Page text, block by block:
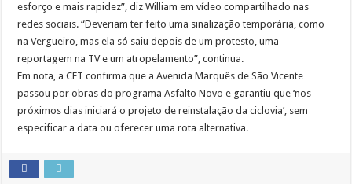
esforço e mais rapidez”, diz William em vídeo compartilhado nas
redes sociais. “Deveriam ter feito uma sinalização temporária, como
na Vergueiro, mas ela só saiu depois de um protesto, uma
reportagem na TV e um atropelamento”, continua.
Em nota, a CET confirma que a Avenida Marquês de São Vicente
passou por obras do programa Asfalto Novo e garantiu que ‘nos
próximos dias iniciará o projeto de reinstalação da ciclovia’, sem
especificar a data ou oferecer uma rota alternativa.